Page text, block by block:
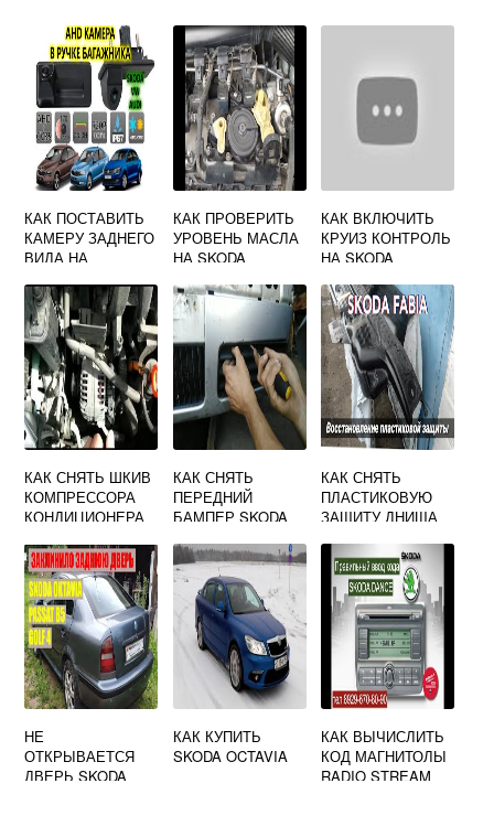
КАК ПОСТАВИТЬ
КАМЕРУ ЗАДНЕГО
ВИДА НА
SKODA OCTAVIA
TOUR СВОИМИ
РУКАМИ
КАК ПРОВЕРИТЬ
УРОВЕНЬ МАСЛА
НА SKODA
КАК ВКЛЮЧИТЬ
КРУИЗ КОНТРОЛЬ
НА SKODA
КАК СНЯТЬ ШКИВ
КОМПРЕССОРА
КОНДИЦИОНЕРА
A5
КАК СНЯТЬ
ПЕРЕДНИЙ
БАМПЕР SKODA
КАК СНЯТЬ
ПЛАСТИКОВУЮ
ЗАЩИТУ ДНИЩА
A7
НЕ
ОТКРЫВАЕТСЯ
ДВЕРЬ SKODA
КАК КУПИТЬ
SKODA OCTAVIA
КАК ВЫЧИСЛИТЬ
КОД МАГНИТОЛЫ
RADIO STREAM